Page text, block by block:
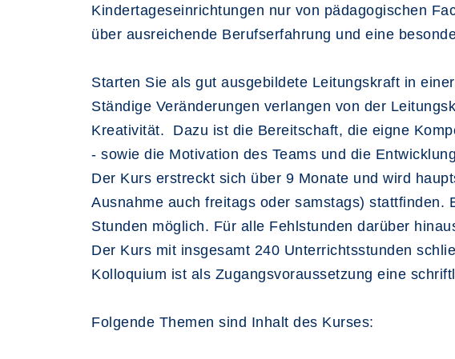
Kindertageseinrichtungen nur von pädagogischen
über ausreichende Berufserfahrung und eine
Starten Sie als gut ausgebildete Leitungskraft in
Ständige Veränderungen verlangen von der
Kreativität. Dazu ist die Bereitschaft, die eigne
- sowie die Motivation des Teams und die
Der Kurs erstreckt sich über 9 Monate und wird
Ausnahme auch freitags oder samstags)
Stunden möglich. Für alle Fehlstunden darüber
Der Kurs mit insgesamt 240 Unterrichtsstunden
Kolloquium ist als Zugangsvoraussetzung eine
Folgende Themen sind Inhalt des Kurses: